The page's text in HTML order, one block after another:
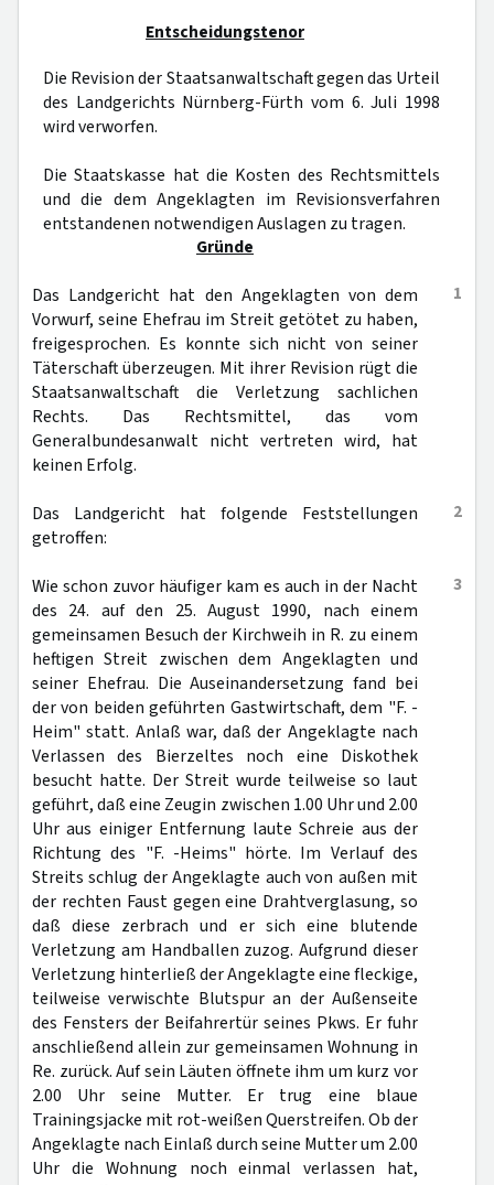
Entscheidungstenor
Die Revision der Staatsanwaltschaft gegen das Urteil
des Landgerichts Nürnberg-Fürth vom 6. Juli 1998
wird verworfen.
Die Staatskasse hat die Kosten des Rechtsmittels
und die dem Angeklagten im Revisionsverfahren
entstandenen notwendigen Auslagen zu tragen.
Gründe
1
Das Landgericht hat den Angeklagten von dem
Vorwurf, seine Ehefrau im Streit getötet zu haben,
freigesprochen. Es konnte sich nicht von seiner
Täterschaft überzeugen. Mit ihrer Revision rügt die
Staatsanwaltschaft die Verletzung sachlichen
Rechts. Das Rechtsmittel, das vom
Generalbundesanwalt nicht vertreten wird, hat
keinen Erfolg.
2
Das Landgericht hat folgende Feststellungen
getroffen:
3
Wie schon zuvor häufiger kam es auch in der Nacht
des 24. auf den 25. August 1990, nach einem
gemeinsamen Besuch der Kirchweih in R. zu einem
heftigen Streit zwischen dem Angeklagten und
seiner Ehefrau. Die Auseinandersetzung fand bei
der von beiden geführten Gastwirtschaft, dem "F. -
Heim" statt. Anlaß war, daß der Angeklagte nach
Verlassen des Bierzeltes noch eine Diskothek
besucht hatte. Der Streit wurde teilweise so laut
geführt, daß eine Zeugin zwischen 1.00 Uhr und 2.00
Uhr aus einiger Entfernung laute Schreie aus der
Richtung des "F. -Heims" hörte. Im Verlauf des
Streits schlug der Angeklagte auch von außen mit
der rechten Faust gegen eine Drahtverglasung, so
daß diese zerbrach und er sich eine blutende
Verletzung am Handballen zuzog. Aufgrund dieser
Verletzung hinterließ der Angeklagte eine fleckige,
teilweise verwischte Blutspur an der Außenseite
des Fensters der Beifahrertür seines Pkws. Er fuhr
anschließend allein zur gemeinsamen Wohnung in
Re. zurück. Auf sein Läuten öffnete ihm um kurz vor
2.00 Uhr seine Mutter. Er trug eine blaue
Trainingsjacke mit rot-weißen Querstreifen. Ob der
Angeklagte nach Einlaß durch seine Mutter um 2.00
Uhr die Wohnung noch einmal verlassen hat,